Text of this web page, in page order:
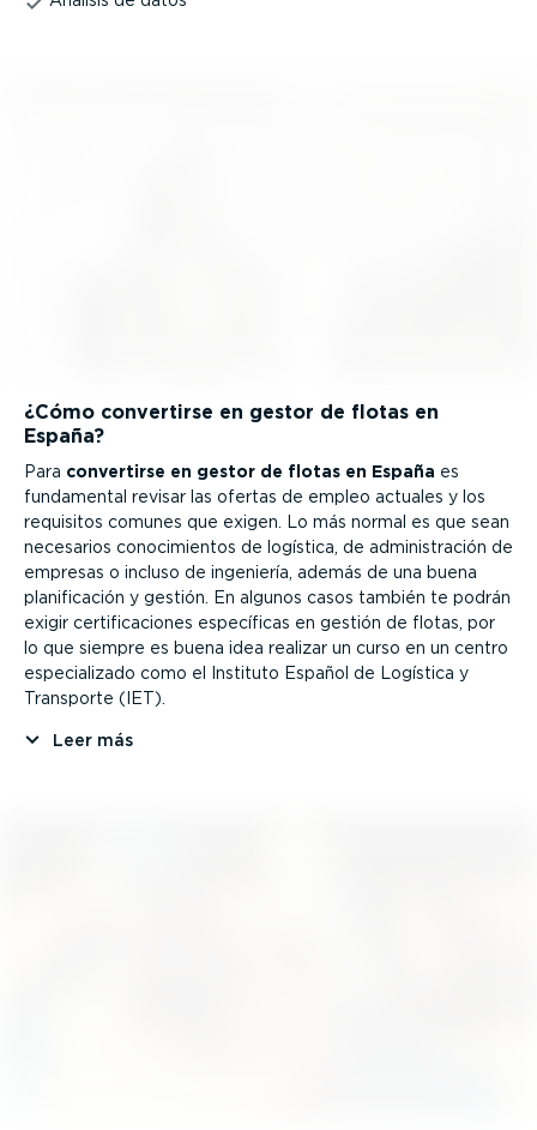
¿Cómo convertirse en gestor de flotas en
España?
Para convertirse en gestor de flotas en España es
fundamental revisar las ofertas de empleo actuales y los
requisitos comunes que exigen. Lo más normal es que sean
necesarios conoci­mientos de logística, de adminis­tración de
empresas o incluso de ingeniería, además de una buena
plani­fi­cación y gestión. En algunos casos también te podrán
exigir certi­fi­ca­ciones específicas en gestión de flotas, por
lo que siempre es buena idea realizar un curso en un centro
especia­lizado como el Instituto Español de Logística y
Transporte (IET).
Leer más